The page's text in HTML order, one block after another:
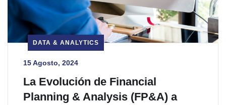
DATA & ANALYTICS
15 Agosto, 2024
La Evolución de Financial
Planning & Analysis (FP&A) a